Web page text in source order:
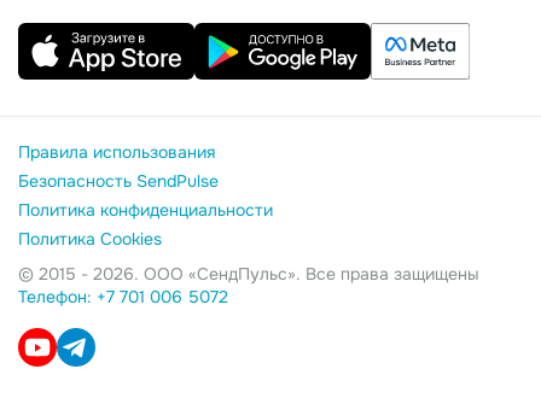
Правила использования
Безопасность SendPulse
Политика конфиденциальности
Политика Cookies
© 2015 - 2026. ООО «СендПульс». Все права защищены
Телефон: +7 701 006 5072